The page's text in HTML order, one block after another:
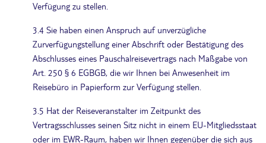
Verfügung zu stellen.
3.4 Sie haben einen Anspruch auf unverzügliche
Zurverfügungstellung einer Abschrift oder Bestätigung des
Abschlusses eines Pauschalreisevertrags nach Maßgabe von
Art. 250 § 6 EGBGB, die wir Ihnen bei Anwesenheit im
Reisebüro in Papierform zur Verfügung stellen.
3.5 Hat der Reiseveranstalter im Zeitpunkt des
Vertragsschlusses seinen Sitz nicht in einem EU-Mitgliedsstaat
oder im EWR-Raum, haben wir Ihnen gegenüber die sich aus